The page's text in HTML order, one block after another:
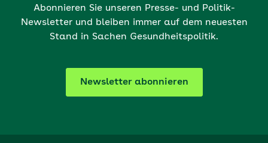
Abonnieren Sie unseren Presse- und Politik-
Newsletter und bleiben immer auf dem neuesten
Stand in Sachen Gesundheitspolitik.
Newsletter abonnieren